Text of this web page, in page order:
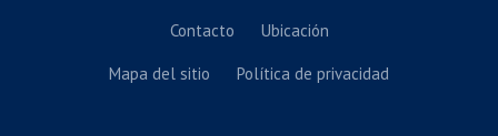
Contacto Ubicación
Mapa del sitio Política de privacidad